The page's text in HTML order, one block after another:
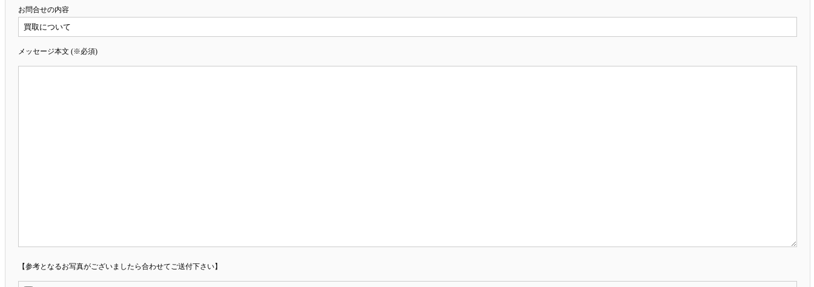
お問合せの内容
メッセージ本文 (※必須)
【参考となるお写真がございましたら合わせてご送付下さい】